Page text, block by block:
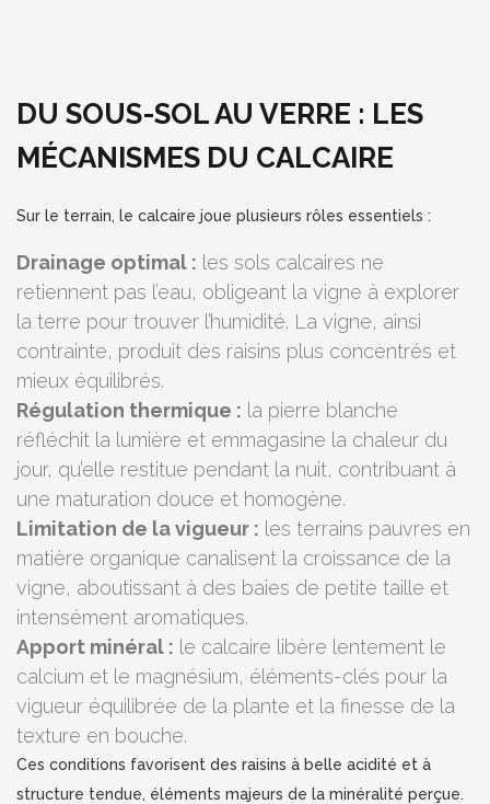
DU SOUS-SOL AU VERRE : LES
MÉCANISMES DU CALCAIRE
Sur le terrain, le calcaire joue plusieurs rôles essentiels :
Drainage optimal : les sols calcaires ne
retiennent pas l’eau, obligeant la vigne à explorer
la terre pour trouver l’humidité. La vigne, ainsi
contrainte, produit des raisins plus concentrés et
mieux équilibrés.
Régulation thermique : la pierre blanche
réfléchit la lumière et emmagasine la chaleur du
jour, qu’elle restitue pendant la nuit, contribuant à
une maturation douce et homogène.
Limitation de la vigueur : les terrains pauvres en
matière organique canalisent la croissance de la
vigne, aboutissant à des baies de petite taille et
intensément aromatiques.
Apport minéral : le calcaire libère lentement le
calcium et le magnésium, éléments-clés pour la
vigueur équilibrée de la plante et la finesse de la
texture en bouche.
Ces conditions favorisent des raisins à belle acidité et à
structure tendue, éléments majeurs de la minéralité perçue.